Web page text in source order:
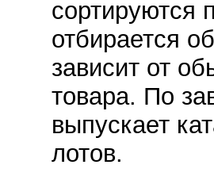
сортируются
отбирается
зависит от
товара. По
выпускает
лотов.